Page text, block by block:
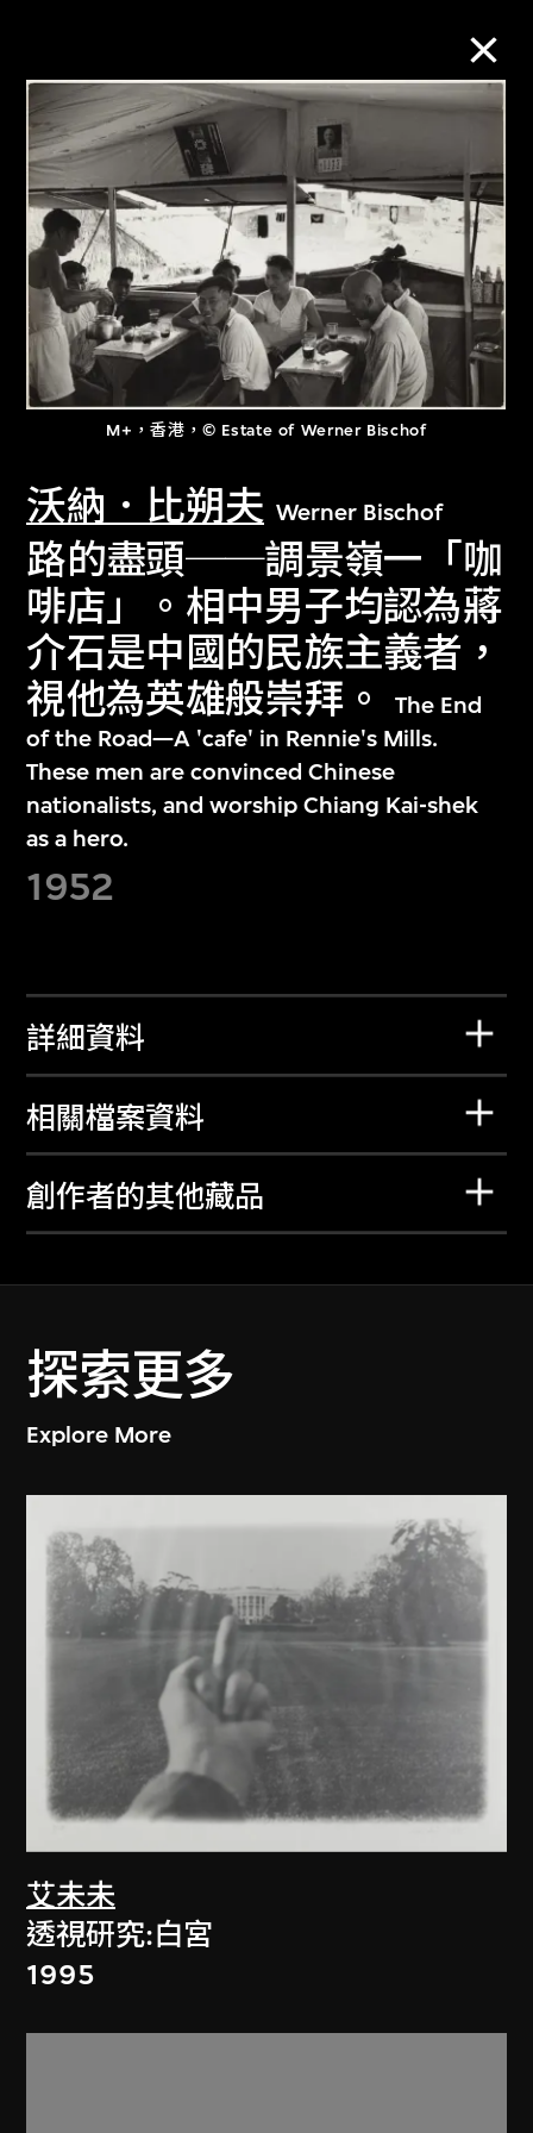
M+，香港，© Estate of Werner Bischof
沃納．比朔夫 Werner Bischof
路的盡頭──調景嶺一「咖
啡店」。相中男子均認為蔣
介石是中國的民族主義者，
視他為英雄般崇拜。
The End
of the Road—A 'cafe' in Rennie's Mills.
These men are convinced Chinese
nationalists, and worship Chiang Kai-shek
as a hero.
1952
詳細資料
相關檔案資料
創作者的其他藏品
探索更多
Explore More
艾未未
透視研究:白宮
1995
M+藏品
進一步篩選 搜索
關於M+藏品
探索世界頂級的二十及二十一世紀視覺
文化藏品。